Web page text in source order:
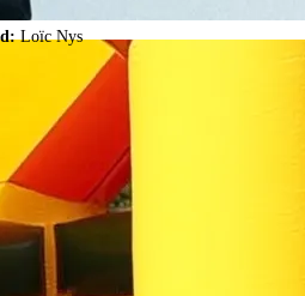
Loïc Nys